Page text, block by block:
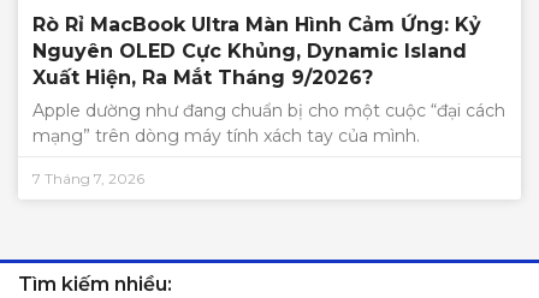
Rò Rỉ MacBook Ultra Màn Hình Cảm Ứng: Kỷ
Nguyên OLED Cực Khủng, Dynamic Island
Xuất Hiện, Ra Mắt Tháng 9/2026?
Apple dường như đang chuẩn bị cho một cuộc “đại cách
mạng” trên dòng máy tính xách tay của mình.
7 Tháng 7, 2026
Tìm kiếm nhiều: